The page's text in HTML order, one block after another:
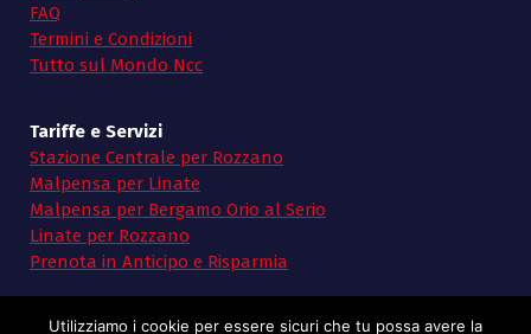
FAQ
Termini e Condizioni
Tutto sul Mondo Ncc
Tariffe e Servizi
Stazione Centrale per Rozzano
Malpensa per Linate
Malpensa per Bergamo Orio al Serio
Linate per Rozzano
Prenota in Anticipo e Risparmia
Utilizziamo i cookie per essere sicuri che tu possa avere la